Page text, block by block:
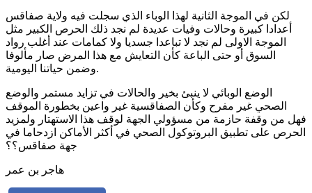
لكن في الموجة الثانية لهذا الوباء الذي سجلت فيه ولاية صفاقس
أعدادا كبيرة وحالات وفيات عديدة لم نجد ذلك الحرص الكبير مثل
الموجة الاولى لم نجد لا تباعدا جسديا ولا كمامات عند أغلب رواد
السوق أو حتى الباعة كأن التعايش مع هذا المرض صار مألوفا
وضمن حياتنا اليومية.
الوضع الوبائي لا ينبئ بخير والحالات في تزايد مستمر والوضع
الصحي غير مفرح وكأن الصفاقسية غير واعين بخطورة الموقف
فهل من وقفة حازمة من مسؤولي الجهة لوقف هذا الاستهتار ولمزيد
الحرص على تطبيق البروتوكول الصحي في أكثر الأماكن ازدحاما في
جهة صفاقس؟؟
هاجر بن عمر